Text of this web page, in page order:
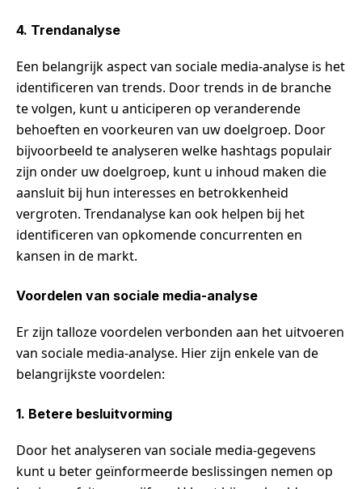
4. Trendanalyse
Een belangrijk aspect van sociale media-analyse is het
identificeren van trends. Door trends in de branche
te volgen, kunt u anticiperen op veranderende
behoeften en voorkeuren van uw doelgroep. Door
bijvoorbeeld te analyseren welke hashtags populair
zijn onder uw doelgroep, kunt u inhoud maken die
aansluit bij hun interesses en betrokkenheid
vergroten. Trendanalyse kan ook helpen bij het
identificeren van opkomende concurrenten en
kansen in de markt.
Voordelen van sociale media-analyse
Er zijn talloze voordelen verbonden aan het uitvoeren
van sociale media-analyse. Hier zijn enkele van de
belangrijkste voordelen:
1. Betere besluitvorming
Door het analyseren van sociale media-gegevens
kunt u beter geïnformeerde beslissingen nemen op